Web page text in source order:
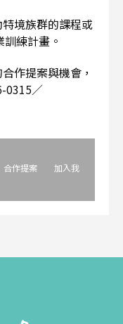
境族群的課程或
練計畫。
作提案與機會，
0315／
合作提案
加入我